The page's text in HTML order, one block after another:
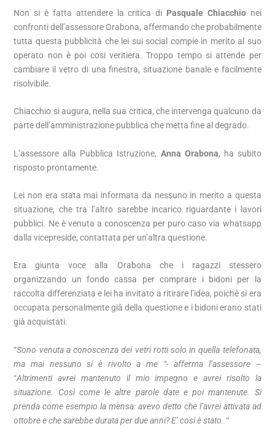
Non si è fatta attendere la critica di Pasquale Chiacchionei
confronti dell’assessore Orabona, affermando che probabilmente
tutta questa pubblicità che lei sui social compie in merito al suo
operato non è poi cosi veritiera. Troppo tempo si attende per
cambiare il vetro di una finestra, situazione banale e facilmente
risolvibile.
Chiacchio si augura, nella sua critica, che intervenga qualcuno da
parte dell’amministrazione pubblica che metta fine al degrado.
L’assessore alla Pubblica Istruzione, Anna Orabona, ha subito
risposto prontamente.
Lei non era stata mai informata da nessuno in merito a questa
situazione, che tra l’altro sarebbe incarico riguardante i lavori
pubblici. Ne è venuta a conoscenza per puro caso via whatsapp
dalla vicepreside, contattata per un’altra questione.
Era giunta voce alla Orabona che i ragazzi stessero
organizzando un fondo cassa per comprare i bidoni per la
raccolta differenziata e lei ha invitato a ritirare l’idea, poichè si era
occupata personalmente già della questione e i bidoni erano stati
già acquistati.
“Sono venuta a conoscenza dei vetri rotti solo in quella telefonata,
ma mai nessuno si è rivolto a me “- afferma l’assessore–
“Altrimenti avrei mantenuto il mio impegno e avrei risolto la
situazione. Così come le altre parole date e poi mantenute. Si
prenda come esempio la mensa: avevo detto che l’avrei attivata ad
ottobre e che sarebbe durata per due anni? E’ cosi è stato. “